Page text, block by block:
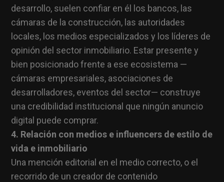
desarrollo, suelen confiar en él los bancos, las
cámaras de la construcción, las autoridades
locales, los medios especializados y los líderes de
opinión del sector inmobiliario. Estar presente y
bien posicionado frente a ese ecosistema —
cámaras empresariales, asociaciones de
desarrolladores, eventos del sector— construye
una credibilidad institucional que ningún anuncio
digital puede comprar.
4. Relación con medios e influencers de estilo de
vida e inmobiliario
Una mención editorial en el medio correcto, o el
recorrido de un creador de contenido